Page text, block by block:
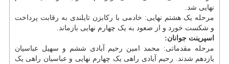
نهایی شد.
مرحله یک هشتم نهایی: خادمی با رکابزن تایلندی به رقابت پرداخت
و شکست خورد و از صعود به یک چهارم نهایی بازماند.
اسپرینت جوانان:
مرحله مقدماتی: محمد امین رحیم آبادی ششم و سهیل عباسیان
یازدهم شدند. رحیم آیادی راهی یک چهارم نهایی و عباسیان راهی یک